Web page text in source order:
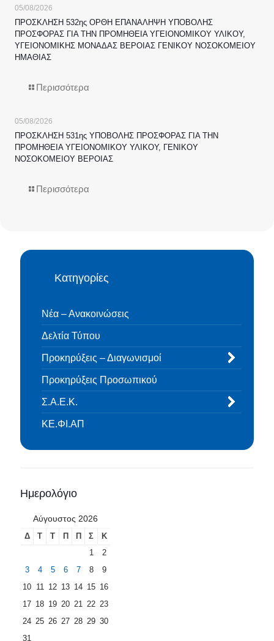
05/08/2026
ΠΡΟΣΚΛΗΣΗ 532ης ΟΡΘΗ ΕΠΑΝΑΛΗΨΗ ΥΠΟΒΟΛΗΣ
ΠΡΟΣΦΟΡΑΣ ΓΙΑ ΤΗΝ ΠΡΟΜΗΘΕΙΑ ΥΓΕΙΟΝΟΜΙΚΟΥ ΥΛΙΚΟΥ,
ΥΓΕΙΟΝΟΜΙΚΗΣ ΜΟΝΑΔΑΣ ΒΕΡΟΙΑΣ ΓΕΝΙΚΟΥ ΝΟΣΟΚΟΜΕΙΟΥ
ΗΜΑΘΙΑΣ
Περισσότερα
05/08/2026
ΠΡΟΣΚΛΗΣΗ 531ης ΥΠΟΒΟΛΗΣ ΠΡΟΣΦΟΡΑΣ ΓΙΑ ΤΗΝ
ΠΡΟΜΗΘΕΙΑ ΥΓΕΙΟΝΟΜΙΚΟΥ ΥΛΙΚΟΥ, ΓΕΝΙΚΟΥ
ΝΟΣΟΚΟΜΕΙΟΥ ΒΕΡΟΙΑΣ
Περισσότερα
Κατηγορίες
Νέα – Ανακοινώσεις
Δελτία Τύπου
Προκηρύξεις – Διαγωνισμοί
Προκηρύξεις Προσωπικού
Σ.Α.Ε.Κ.
ΚΕ.ΦΙ.ΑΠ
Ημερολόγιο
Αύγουστος 2026
Δ Τ Τ Π Π Σ
Κ
1
2
3
4 5 6 7 8
9
10 11 12 13 14 15 16
17 18 19 20 21 22 23
24 25 26 27 28 29 30
31